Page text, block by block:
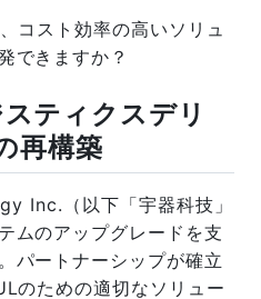
コスト効率の高いソリュ
できますか？
ティクスデリ
再構築
Inc.（以下「宇器科技」
ムのアップグレードを支
パートナーシップが確立
のための適切なソリュー